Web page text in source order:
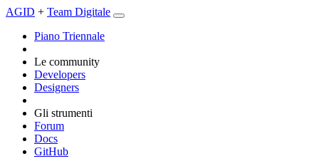
AGID + Team Digitale
Piano Triennale
Le community
Developers
Designers
Gli strumenti
Forum
Docs
GitHub